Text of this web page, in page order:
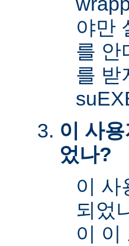
야만
를 안
를 받
이 사
었나?
이 사
되었
이 이